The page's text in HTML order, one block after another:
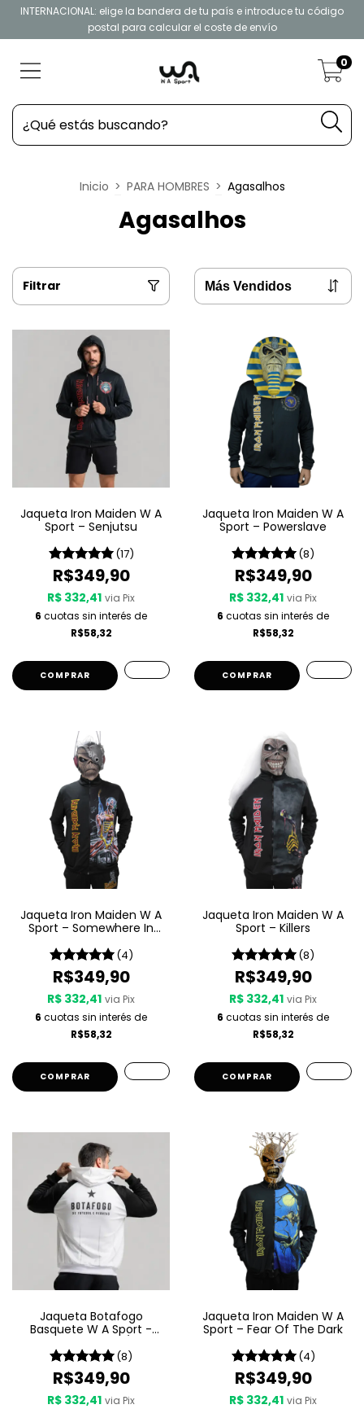
INTERNACIONAL: elige la bandera de tu país e introduce tu código
postal para calcular el coste de envío
0
Inicio > PARA HOMBRES > Agasalhos
Agasalhos
Filtrar
Jaqueta Iron Maiden W A
Sport – Senjutsu
(17)
R$349,90
R$ 332,41 via Pix
6 cuotas sin interés de
R$58,32
COMPRAR
Jaqueta Iron Maiden W A
Sport – Powerslave
(8)
R$349,90
R$ 332,41 via Pix
6 cuotas sin interés de
R$58,32
COMPRAR
Jaqueta Iron Maiden W A
Sport – Somewhere In
(4)
R$349,90
R$ 332,41 via Pix
6 cuotas sin interés de
R$58,32
COMPRAR
Jaqueta Iron Maiden W A
Sport – Killers
(8)
R$349,90
R$ 332,41 via Pix
6 cuotas sin interés de
R$58,32
COMPRAR
Jaqueta Botafogo
Basquete W A Sport -
(8)
R$349,90
R$ 332,41 via Pix
Jaqueta Iron Maiden W A
Sport – Fear Of The Dark
(4)
R$349,90
R$ 332,41 via Pix